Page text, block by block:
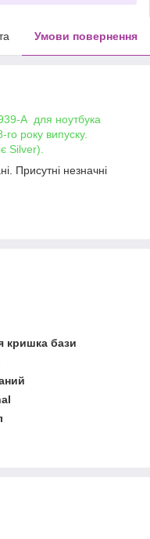
Умови повернення
A для ноутбука
року випуску.
Silver).
Присутні незначні
кришка бази